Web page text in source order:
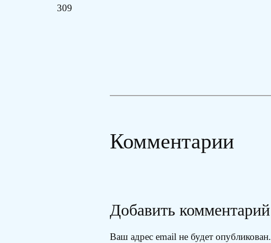
309
Комментарии
Добавить комментарий
Ваш адрес email не будет опубликован.